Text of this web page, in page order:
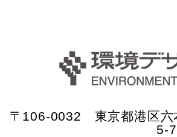
〒106-0032 東京都港区
5-